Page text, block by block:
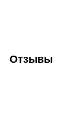
Отзывы